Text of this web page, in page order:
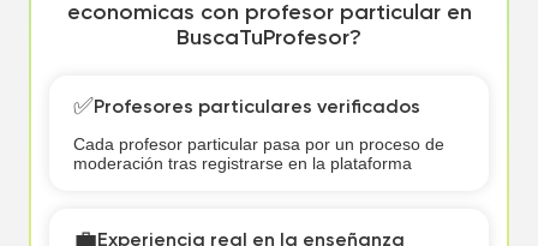
economicas con profesor particular en
BuscaTuProfesor?
✅Profesores particulares verificados
Cada profesor particular pasa por un proceso de
moderación tras registrarse en la plataforma
💼Experiencia real en la enseñanza